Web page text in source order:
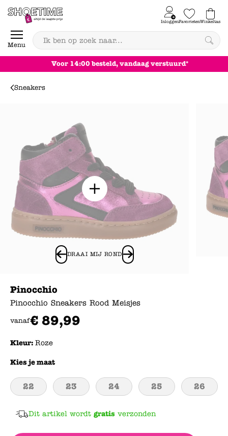
Skip to content
Menu
InloggenFavorietenWinkeltas
0
Voor 14:00 besteld, vandaag verstuurd*
Sneakers
DRAAI MIJ ROND
Pinocchio
Pinocchio Sneakers Rood Meisjes
vanaf€ 89,99
Kleur: Roze
Kies je maat
22 23 24 25 26
Dit artikel wordt gratis verzonden